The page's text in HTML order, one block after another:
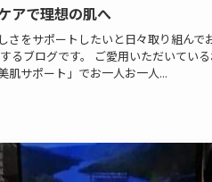
アで理想の肌へ
さをサポートしたいと日々取り組んで
るブログです。 ご愛用いただいてい
肌サポート」でお一人お一人...